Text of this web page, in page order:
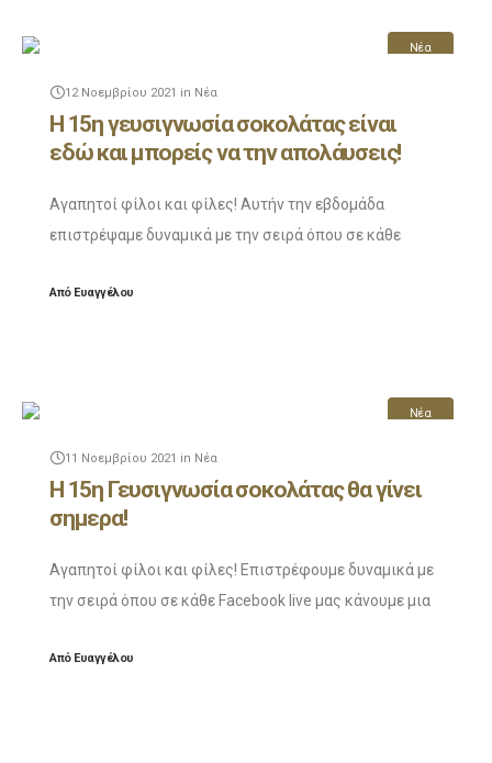
Νέα
12 Νοεμβρίου 2021 in Νέα
Η 15η γευσιγνωσία σοκολάτας είναι
εδώ και μπορείς να την απολάυσεις!
Αγαπητοί φίλοι και φίλες! Αυτήν την εβδομάδα
επιστρέψαμε δυναμικά με την σειρά όπου σε κάθε
ιδιαίτερης σοκολάτας! Για αυτή την εβδομάδα μιλάμε
ΑπόΕυαγγέλου
Νέα
11 Νοεμβρίου 2021 in Νέα
Η 15η Γευσιγνωσία σοκολάτας θα γίνει
σημερα!
Αγαπητοί φίλοι και φίλες! Επιστρέφουμε δυναμικά με
την σειρά όπου σε κάθε Facebook live μας κάνουμε μια
εβδομάδα μιλάμε για την σοκολάτα kakau
ΑπόΕυαγγέλου